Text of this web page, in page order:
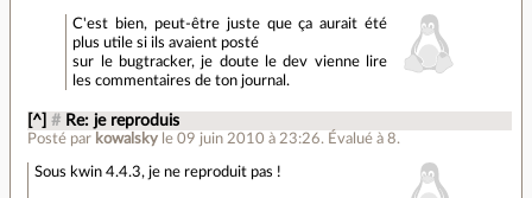
C'est bien, peut-être juste que ça aurait été
plus utile si ils avaient posté
sur le bugtracker, je doute le dev vienne lire
les commentaires de ton journal.
[^] # Re: je reproduis
Posté par kowalsky le 09 juin 2010 à 23:26. Évalué à8.
Sous kwin 4.4.3, je ne reproduit pas !